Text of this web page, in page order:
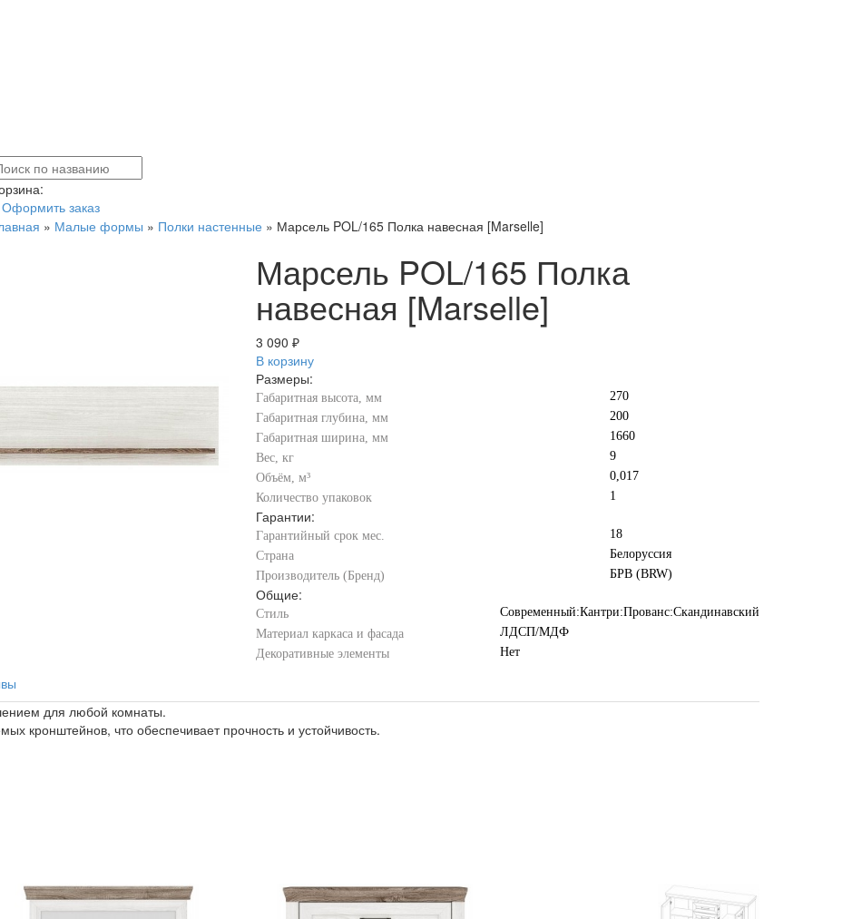
Оформить заказ
» Малые формы » Полки настенные » Марсель POL/165 Полка навесная [Marselle]
Марсель POL/165 Полка
навесная [Marselle]
3 090 ₽
В корзину
Размеры:
Габаритная высота, мм
270
Габаритная глубина, мм
200
Габаритная ширина, мм
1660
Вес, кг
9
Объём, м³
0,017
Количество упаковок
1
Гарантии:
Гарантийный срок мес.
18
Страна
Белоруссия
Производитель (Бренд)
БРВ (BRW)
Общие:
Стиль
Современный:Кантри:Прованс:Скандинавский
Материал каркаса и фасада
ЛДСП/МДФ
Декоративные элементы
Нет
для любой комнаты.
кронштейнов, что обеспечивает прочность и устойчивость.